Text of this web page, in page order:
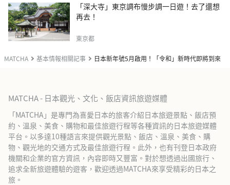
MATCHA 基本情報相關記事 日本新年號5月啟用！「令和」新時代即將到來
「深大寺」東京調布慢步調一日遊！去了還想
再去！
東京都
MATCHA - 日本觀光、文化、飯店資訊旅遊媒體
「MATCHA」是專門為喜愛日本的旅客介紹日本旅遊景點、飯店預
約、溫泉、美食、購物和最佳旅遊行程等各種資訊的日本旅遊媒體
平台。以多達10種語言來提供觀光景點、飯店、溫泉、美食、購
物、觀光地的交通方式及最佳旅遊行程。此外，也有刊登日本政府
機關和企業的官方資訊，內容即時又豐富。對於想透過出國旅行、
追求全新旅遊體驗的遊客，歡迎透過MATCHA來享受精彩的日本之
旅。